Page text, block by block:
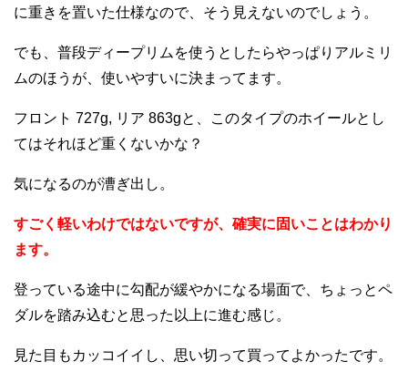
に重きを置いた仕様なので、そう見えないのでしょう。
でも、普段ディープリムを使うとしたらやっぱりアルミリ
ムのほうが、使いやすいに決まってます。
フロント 727g, リア 863gと、このタイプのホイールとし
てはそれほど重くないかな？
気になるのが漕ぎ出し。
すごく軽いわけではないですが、確実に固いことはわかり
ます。
登っている途中に勾配が緩やかになる場面で、ちょっとペ
ダルを踏み込むと思った以上に進む感じ。
見た目もカッコイイし、思い切って買ってよかったです。